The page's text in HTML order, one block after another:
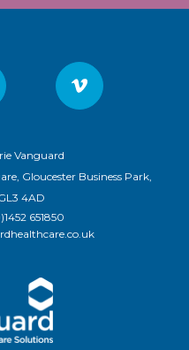
Vanguard
Gloucester Business Park,
4AD
651850